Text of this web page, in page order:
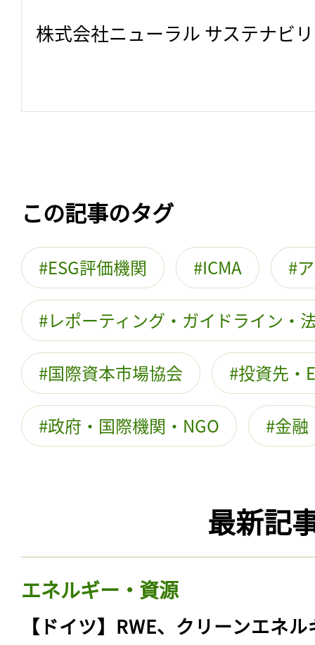
株式会社ニューラル サステナビ
この記事のタグ
ESG評価機関 ICMA
レポーティング・ガイドライン・
国際資本市場協会 投資先・
政府・国際機関・NGO 金融
最新記
エネルギー・資源
【ドイツ】RWE、クリーンエネ